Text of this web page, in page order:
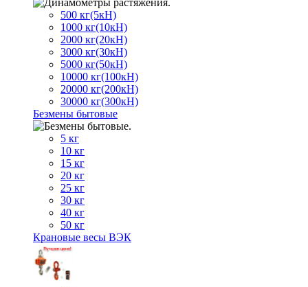
500 кг(5кН)
1000 кг(10кН)
2000 кг(20кН)
3000 кг(30кН)
5000 кг(50кН)
10000 кг(100кН)
20000 кг(200кН)
30000 кг(300кН)
Безмены бытовые
5 кг
10 кг
15 кг
20 кг
25 кг
30 кг
40 кг
50 кг
Крановые весы ВЭК